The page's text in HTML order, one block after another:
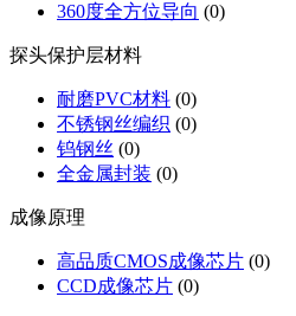
360度全方位导向 (0)
探头保护层材料
耐磨PVC材料 (0)
不锈钢丝编织 (0)
钨钢丝 (0)
全金属封装 (0)
成像原理
高品质CMOS成像芯片 (0)
CCD成像芯片 (0)